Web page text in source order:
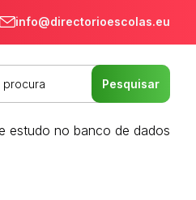
info@directorioescolas.eu
estudo no banco de dados